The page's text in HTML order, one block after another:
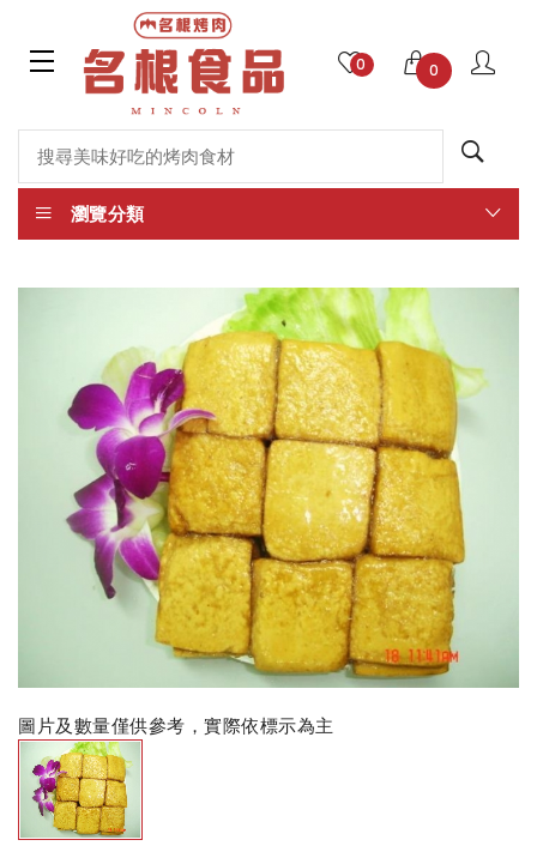
0 0
瀏覽分類
圖片及數量僅供參考，實際依標示為主